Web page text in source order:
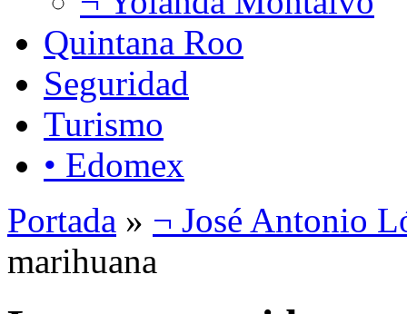
Quintana Roo
Seguridad
Turismo
• Edomex
Portada » ¬ José Antonio
marihuana